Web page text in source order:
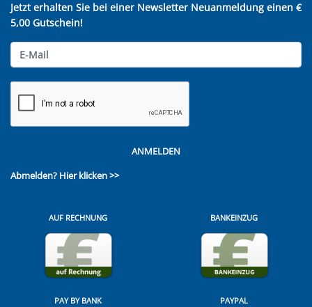
Jetzt erhalten Sie bei einer Newsletter Neuanmeldung einen €
5,00 Gutschein!
ANMELDEN
Abmelden? Hier klicken >>
AUF RECHNUNG BANKEINZUG
PAY BY BANK PAYPAL